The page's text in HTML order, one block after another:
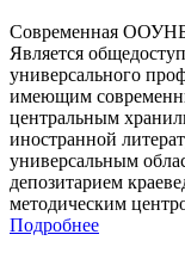
Современная ООУНБ
Является
универсального
имеющим
центральным
иностранной
универсальным
депозитарием
методическим
Подробнее